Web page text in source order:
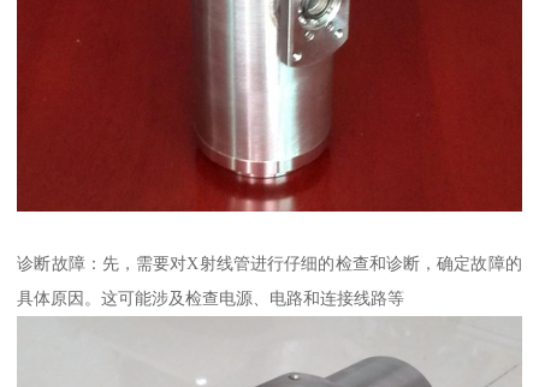
诊断故障：先，需要对X射线管进行仔细的检查和诊断，确定故障的
具体原因。这可能涉及检查电源、电路和连接线路等